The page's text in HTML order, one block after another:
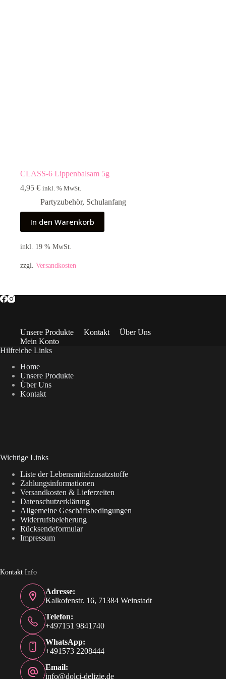
CLASS-6 Lippenbalsam 5g
4,95 € inkl. % MwSt.
Partyzubehör, Schulanfang
In den Warenkorb
inkl. 19 % MwSt.
zzgl. Versandkosten
Unsere Produkte Kontakt
Über Uns
Mein Konto
Hilfreiche Links
Home
Unsere Produkte
Über Uns
Kontakt
Wichtige Links
Liste der Lebensmittelzusatzstoffe
Zahlungsinformationen
Versandkosten & Lieferzeiten
Datenschutzerklärung
Allgemeine Geschäftsbedingungen
Widerrufsbeleherung
Rücksendeformular
Impressum
Kontakt Info
Adresse:
Kalkofenstr. 16, 71384 Weinstadt
Telefon:
+497151 9841740
WhatsApp:
+491573 2208444
Email:
info@dolci-delizie.de